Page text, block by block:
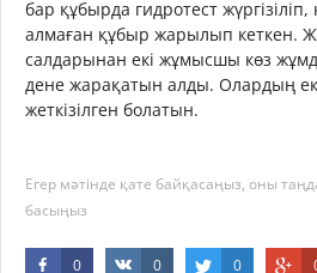
бар құбырда гидротест
алмаған құбыр жарылып кеткен.
салдарынан екі жұмысшы көз
дене жарақатын алды. Олардың
жеткізілген болатын.
Егер мәтінде қате байқасаңыз, оны
басыңыз
0 0 0